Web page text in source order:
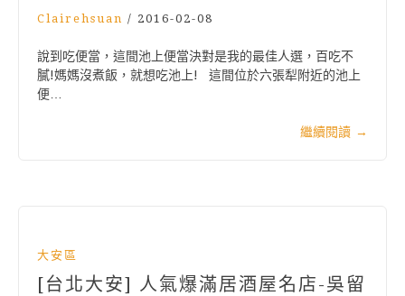
Clairehsuan / 2016-02-08
說到吃便當，這間池上便當決對是我的最佳人選，百吃不
膩!媽媽沒煮飯，就想吃池上! 這間位於六張犁附近的池上
便…
繼續閱讀 →
大安區
[台北大安] 人氣爆滿居酒屋名店-吳留